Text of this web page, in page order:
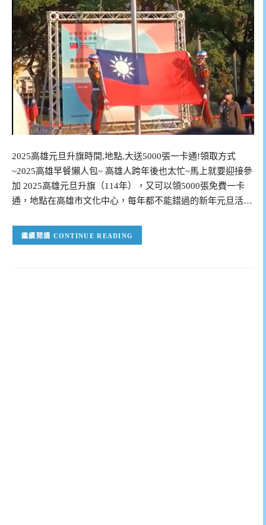
2025高雄元旦升旗時間,地點,大送5000張一卡通!領取方式
~2025高雄早餐懶人包~ 高雄人跨年後也太忙~馬上就要迎接參
加 2025高雄元旦升旗（114年），又可以領5000張免費一卡
通，地點在高雄市文化中心，每年都不能錯過的新年元旦活…
CONTINUE READING